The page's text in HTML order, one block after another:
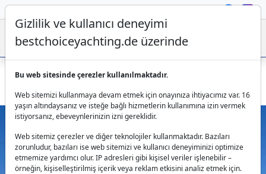
Gulet Murvet Hanim: Bodrum çıkışlı 20,5m yat kiralama
Gizlilik ve kullanıcı deneyimi
bestchoiceyachting.de üzerinde
Bu web sitesinde çerezler kullanılmaktadır.
Web sitemizi kullanmaya devam etmek için onayınıza ihtiyacımız var. 16
yaşın altındaysanız ve isteğe bağlı hizmetlerin kullanımına izin vermek
istiyorsanız, ebeveynlerinizin izni gereklidir.
Web sitemiz çerezler ve diğer teknolojiler kullanmaktadır. Bazıları
zorunludur, bazıları ise web sitemizi ve kullanıcı deneyiminizi optimize
etmemize yardımcı olur. IP adresleri gibi kişisel veriler işlenebilir –
örneğin, kişiselleştirilmiş içerik veya reklam etkisini analiz etmek için.